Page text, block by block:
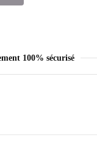
100% sécurisé